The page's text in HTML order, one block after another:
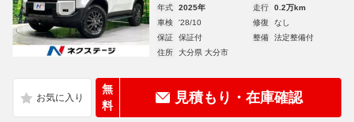
年式 2025年 走行
0.2万km
車検
'28/10 修復
なし
保証
保証付 整備
法定整備付
住所
大分県 大分市
無
料
見積もり・在庫確認